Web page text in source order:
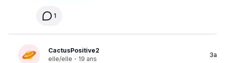
1
CactusPositive2
elle/elle · 19 ans
3a